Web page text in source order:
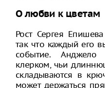
О любви к цветам
Рост Сергея
так что каждый его
событие.
клерком, чьи
складываются в
может держаться